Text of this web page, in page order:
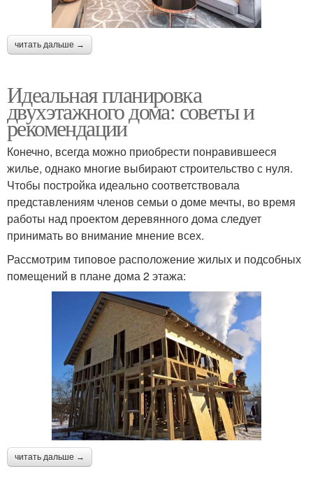
читать дальше →
Идеальная планировка
двухэтажного дома: советы и
рекомендации
Конечно, всегда можно приобрести понравившееся
жилье, однако многие выбирают строительство с нуля.
Чтобы постройка идеально соответствовала
представлениям членов семьи о доме мечты, во время
работы над проектом деревянного дома следует
принимать во внимание мнение всех.
Рассмотрим типовое расположение жилых и подсобных
помещений в плане дома 2 этажа:
читать дальше →